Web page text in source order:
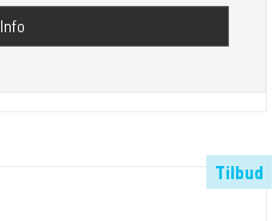
Info
Tilbud